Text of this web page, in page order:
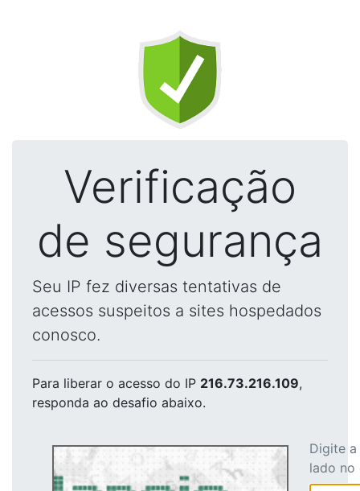
Verificação
de segurança
Seu IP fez diversas tentativas de
acessos suspeitos a sites hospedados
conosco.
Para liberar o acesso do IP 216.73.216.109,
responda ao desafio abaixo.
Digite
lado no